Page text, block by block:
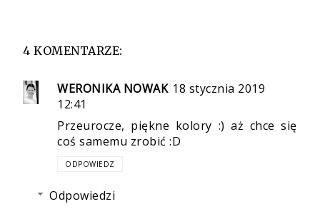
4 KOMENTARZE:
WERONIKA NOWAK 18 stycznia 2019
12:41
Przeurocze, piękne kolory :) aż chce się
coś samemu zrobić :D
ODPOWIEDZ
Odpowiedzi